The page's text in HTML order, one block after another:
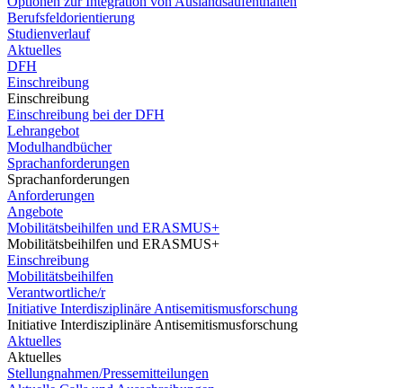
Berufsfeldorientierung
Studienverlauf
Aktuelles
DFH
Einschreibung
Einschreibung
Einschreibung bei der DFH
Lehrangebot
Modulhandbücher
Sprachanforderungen
Sprachanforderungen
Anforderungen
Angebote
Mobilitätsbeihilfen und ERASMUS+
Mobilitätsbeihilfen und ERASMUS+
Einschreibung
Mobilitätsbeihilfen
Verantwortliche/r
Initiative Interdisziplinäre Antisemitismusforschung
Initiative Interdisziplinäre Antisemitismusforschung
Aktuelles
Aktuelles
Stellungnahmen/Pressemitteilungen